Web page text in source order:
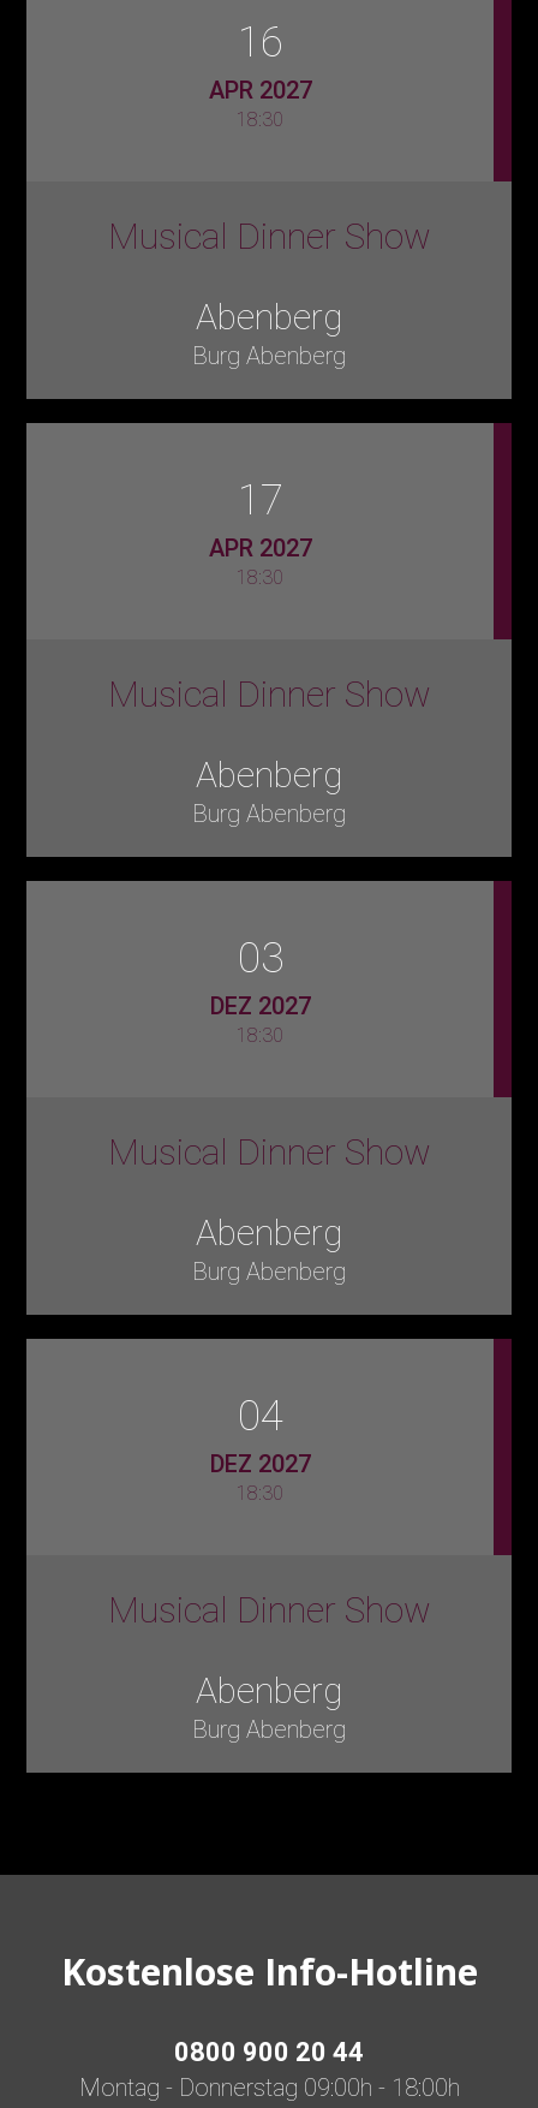
16
APR 2027
18:30
Musical Dinner Show
Abenberg
Burg Abenberg
17
APR 2027
18:30
Musical Dinner Show
Abenberg
Burg Abenberg
03
DEZ 2027
18:30
Musical Dinner Show
Abenberg
Burg Abenberg
04
DEZ 2027
18:30
Musical Dinner Show
Abenberg
Burg Abenberg
Kostenlose Info-Hotline
0800 900 20 44
Montag - Donnerstag 09:00h - 18:00h